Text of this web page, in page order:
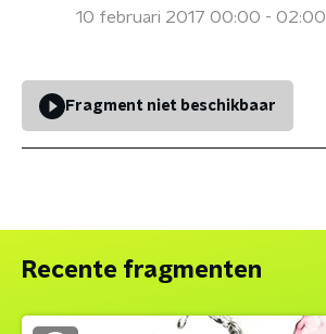
10 februari 2017 00:00 - 02:00
Fragment niet beschikbaar
Recente fragmenten